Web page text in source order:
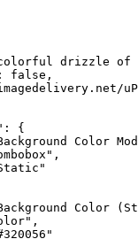
drizzle of
: false ,
: {
Color
" ,
"
Color
" ,
"